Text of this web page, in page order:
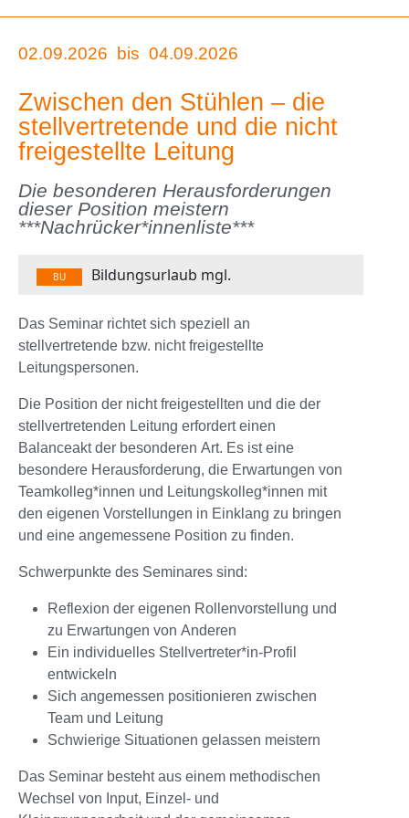
02.09.2026 bis 04.09.2026
Zwischen den Stühlen – die
stellvertretende und die nicht
freigestellte Leitung
Die besonderen Herausforderungen
dieser Position meistern
***Nachrücker*innenliste***
BU Bildungsurlaub mgl.
Das Seminar richtet sich speziell an
stellvertretende bzw. nicht freigestellte
Leitungspersonen.
Die Position der nicht freigestellten und die der
stellvertretenden Leitung erfordert einen
Balanceakt der besonderen Art. Es ist eine
besondere Herausforderung, die Erwartungen von
Teamkolleg*innen und Leitungskolleg*innen mit
den eigenen Vorstellungen in Einklang zu bringen
und eine angemessene Position zu finden.
Schwerpunkte des Seminares sind:
Reflexion der eigenen Rollenvorstellung und
zu Erwartungen von Anderen
Ein individuelles Stellvertreter*in-Profil
entwickeln
Sich angemessen positionieren zwischen
Team und Leitung
Schwierige Situationen gelassen meistern
Das Seminar besteht aus einem methodischen
Wechsel von Input, Einzel- und